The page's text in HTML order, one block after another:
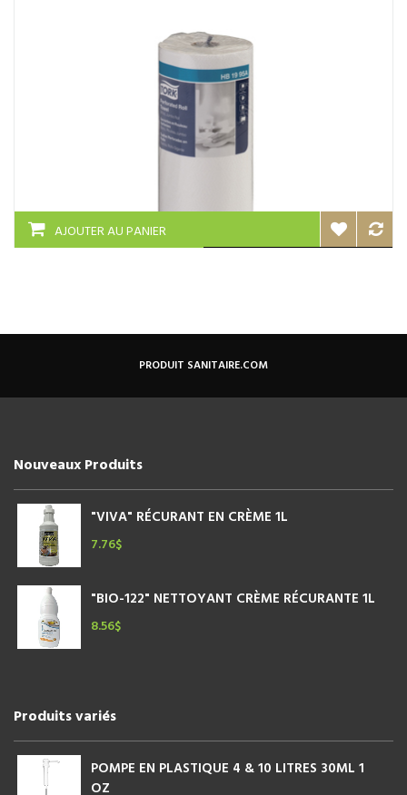
AJOUTER AU PANIER
PRODUIT SANITAIRE.COM
Nouveaux Produits
"VIVA" RÉCURANT EN CRÈME 1L
7.76$
"BIO-122" NETTOYANT CRÈME RÉCURANTE 1L
8.56$
Produits variés
POMPE EN PLASTIQUE 4 & 10 LITRES 30ML 1
OZ